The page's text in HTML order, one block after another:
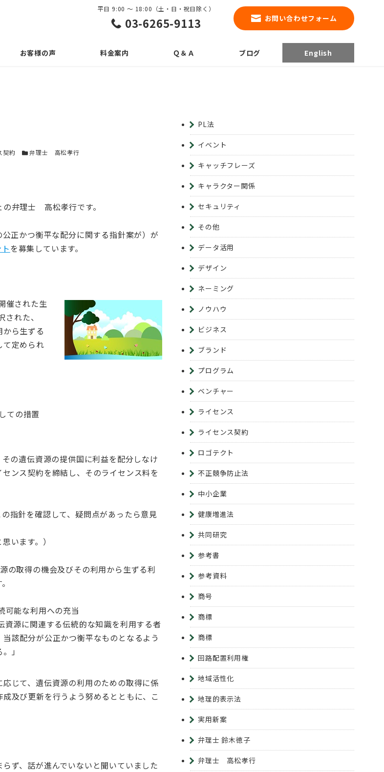
03-6265-9113
平日 9:00 ～ 18:00（土・日・祝日除く）
お問い合わせフォーム
お客様の声 料金案内 Ｑ＆Ａ ブログ English
契約 カテゴリー
弁理士 高松孝行
弁理士 高松孝行です。
正かつ衡平な配分に関する指針案が）が
を募集しています。
催された生
れた、
から生ずる
て定められ
ての措置
の遺伝資源の提供国に利益を配分しなけ
ンス契約を締結し、そのライセンス料を
指針を確認して、疑問点があったら意見
います。）
の取得の機会及びその利用から生ずる利
可能な利用への充当
資源に関連する伝統的な知識を利用する者
該配分が公正かつ衡平なものとなるよう
」
じて、遺伝資源の利用のための取得に係
及び更新を行うよう努めるとともに、こ
ず、話が進んでいないと聞いていました
PL法
イベント
キャッチフレーズ
キャラクター関係
セキュリティ
その他
データ活用
デザイン
ネーミング
ノウハウ
ビジネス
ブランド
プログラム
ベンチャー
ライセンス
ライセンス契約
ロゴテクト
不正競争防止法
中小企業
健康増進法
共同研究
参考書
参考資料
商号
商標
商標
回路配置利用権
地域活性化
地理的表示法
実用新案
弁理士 鈴木徳子
弁理士 高松孝行